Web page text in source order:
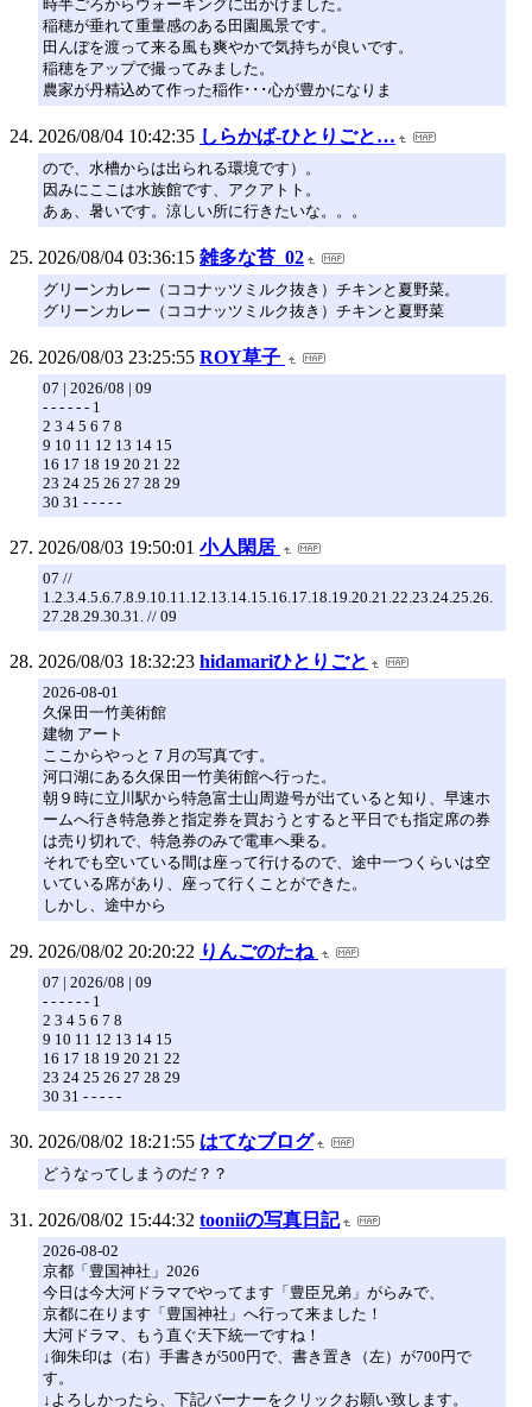
時半ごろからウォーキングに出かけました。
稲穂が垂れて重量感のある田園風景です。
田んぼを渡って来る風も爽やかで気持ちが良いです。
稲穂をアップで撮ってみました。
農家が丹精込めて作った稲作･･･心が豊かになりま
2026/08/04 10:42:35 しらかば-ひとりごと…
ので、水槽からは出られる環境です）。
因みにここは水族館です、アクアトト。
あぁ、暑いです。涼しい所に行きたいな。。。
2026/08/04 03:36:15 雑多な苔_02
グリーンカレー（ココナッツミルク抜き）チキンと夏野菜。
グリーンカレー（ココナッツミルク抜き）チキンと夏野菜
2026/08/03 23:25:55 ROY草子
07 | 2026/08 | 09
- - - - - - 1
2 3 4 5 6 7 8
9 10 11 12 13 14 15
16 17 18 19 20 21 22
23 24 25 26 27 28 29
30 31 - - - - -
2026/08/03 19:50:01 小人閑居
07 //
1.2.3.4.5.6.7.8.9.10.11.12.13.14.15.16.17.18.19.20.21.22.23.24.25.26.
27.28.29.30.31. // 09
2026/08/03 18:32:23 hidamariひとりごと
2026-08-01
久保田一竹美術館
建物 アート
ここからやっと７月の写真です。
河口湖にある久保田一竹美術館へ行った。
朝９時に立川駅から特急富士山周遊号が出ていると知り、早速ホ
ームへ行き特急券と指定券を買おうとすると平日でも指定席の券
は売り切れで、特急券のみで電車へ乗る。
それでも空いている間は座って行けるので、途中一つくらいは空
いている席があり、座って行くことができた。
しかし、途中から
2026/08/02 20:20:22 りんごのたね
07 | 2026/08 | 09
- - - - - - 1
2 3 4 5 6 7 8
9 10 11 12 13 14 15
16 17 18 19 20 21 22
23 24 25 26 27 28 29
30 31 - - - - -
2026/08/02 18:21:55 はてなブログ
どうなってしまうのだ？？
2026/08/02 15:44:32 tooniiの写真日記
2026-08-02
京都「豊国神社」2026
今日は今大河ドラマでやってます「豊臣兄弟」がらみで、
京都に在ります「豊国神社」へ行って来ました！
大河ドラマ、もう直ぐ天下統一ですね！
↓御朱印は（右）手書きが500円で、書き置き（左）が700円で
す。
↓よろしかったら、下記バーナーをクリックお願い致します。